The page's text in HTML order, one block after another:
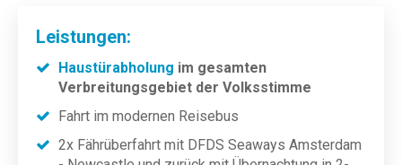
Leistungen:
Haustürabholung im gesamten
Verbreitungsgebiet der Volksstimme
Fahrt im modernen Reisebus
2x Fährüberfahrt mit DFDS Seaways Amsterdam